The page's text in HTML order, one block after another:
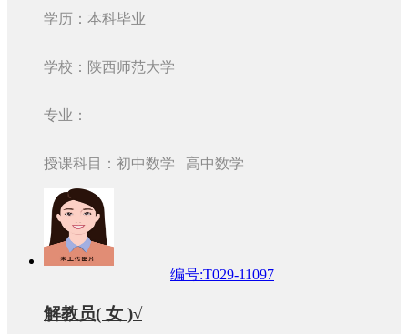
学历：本科毕业
学校：陕西师范大学
专业：
授课科目：初中数学 高中数学
编号:T029-11097
解教员( 女 )√